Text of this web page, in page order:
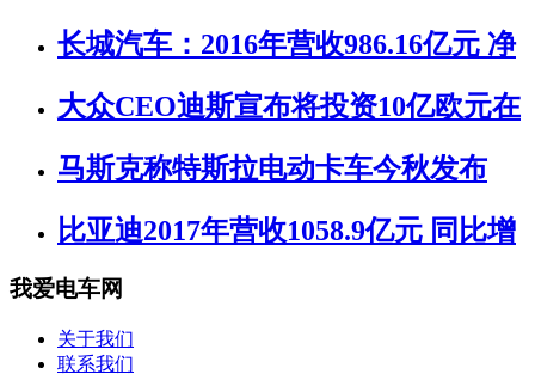
长城汽车：2016年营收986.16亿元 净
大众CEO迪斯宣布将投资10亿欧元在
马斯克称特斯拉电动卡车今秋发布
比亚迪2017年营收1058.9亿元 同比增
我爱电车网
关于我们
联系我们